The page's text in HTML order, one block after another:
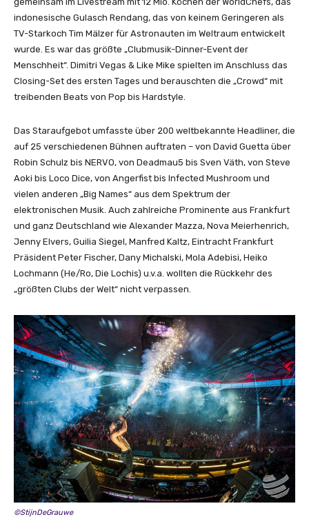
indonesische Gulasch Rendang, das von keinem Geringeren als
TV-Starkoch Tim Mälzer für Astronauten im Weltraum entwickelt
wurde. Es war das größte „Clubmusik-Dinner-Event der
Menschheit“. Dimitri Vegas & Like Mike spielten im Anschluss das
Closing-Set des ersten Tages und berauschten die „Crowd“ mit
treibenden Beats von Pop bis Hardstyle.
Das Staraufgebot umfasste über 200 weltbekannte Headliner, die
auf 25 verschiedenen Bühnen auftraten – von David Guetta über
Robin Schulz bis NERVO, von Deadmau5 bis Sven Väth, von Steve
Aoki bis Loco Dice, von Angerfist bis Infected Mushroom und
vielen anderen „Big Names“ aus dem Spektrum der
elektronischen Musik. Auch zahlreiche Prominente aus Frankfurt
und ganz Deutschland wie Alexander Mazza, Nova Meierhenrich,
Jenny Elvers, Guilia Siegel, Manfred Kaltz, Eintracht Frankfurt
Präsident Peter Fischer, Dany Michalski, Mola Adebisi, Heiko
Lochmann (He/Ro, Die Lochis) u.v.a. wollten die Rückkehr des
„größten Clubs der Welt“ nicht verpassen.
©StijnDeGrauwe